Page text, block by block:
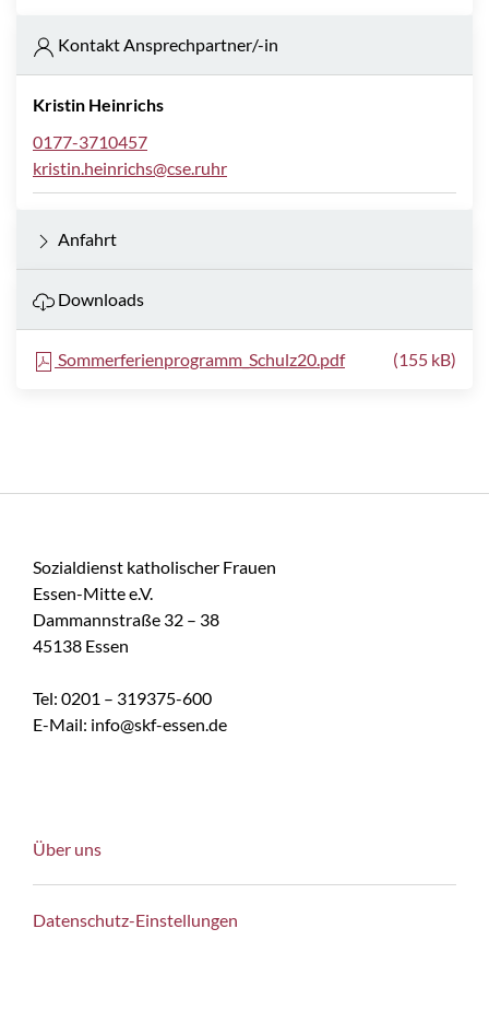
Kontakt Ansprechpartner/-in
Kristin Heinrichs
0177-3710457
kristin.heinrichs@cse.ruhr
Anfahrt
Downloads
Sommerferienprogramm_Schulz20.pdf (155 kB)
Sozialdienst katholischer Frauen
Essen-Mitte e.V.
Dammannstraße 32 – 38
45138 Essen
Tel: 0201 – 319375-600
E-Mail: info@skf-essen.de
Über uns
Datenschutz-Einstellungen